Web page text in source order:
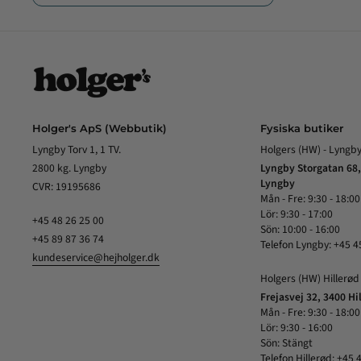
Holger's ApS (Webbutik)
Lyngby Torv 1, 1 TV.
2800 kg. Lyngby
CVR: 19195686
+45 48 26 25 00
+45 89 87 36 74
kundeservice@hejholger.dk
Fysiska butiker
Holgers (HW) - Lyngby
Lyngby Storgatan
Lyngby
Mån - Fre: 9:30 - 18:00
Lör: 9:30 - 17:00
Sön: 10:00 - 16:00
Telefon Lyngby: +45
Holgers (HW) Hillerød
Frejasvej 32, 3400
Mån - Fre: 9:30 - 18:00
Lör: 9:30 - 16:00
Sön: Stängt
Telefon Hillerød: +45